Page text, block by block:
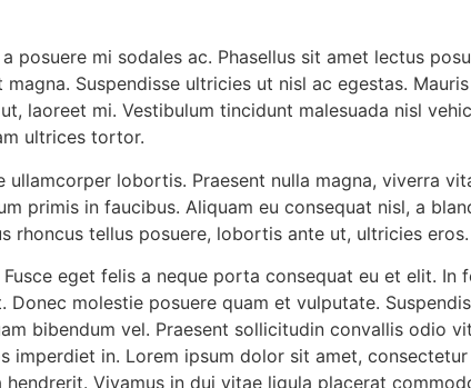
mi sodales ac. Phasellus sit amet lectus
Suspendisse ultricies ut nisl ac egestas.
laoreet mi. Vestibulum tincidunt malesuada nisl
ultrices tortor.
lobortis. Praesent nulla magna, viverra
primis in faucibus. Aliquam eu consequat nisl, a
rhoncus tellus posuere, lobortis ante ut, ultricies eros.
eget felis a neque porta consequat eu et elit. In
molestie posuere quam et vulputate.
bibendum vel. Praesent sollicitudin convallis odio
imperdiet in. Lorem ipsum dolor sit amet,
Vivamus in dui vitae ligula placerat